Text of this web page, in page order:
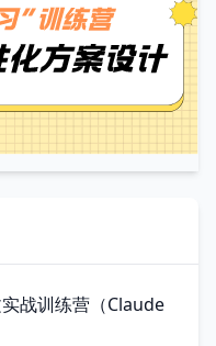
战训练营（Claude